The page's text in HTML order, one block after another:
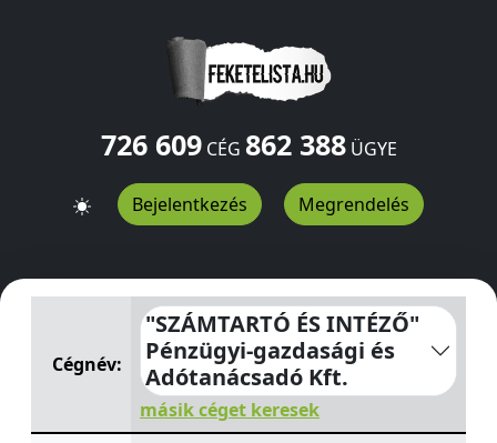
726 609CÉG 862 388ÜGYE
Bejelentkezés Megrendelés
"SZÁMTARTÓ ÉS INTÉZŐ" Pénzügyi-gazdasági és
Cégnév:
"SZÁMTARTÓ ÉS INTÉZŐ"
Pénzügyi-gazdasági és
Adótanácsadó Kft.
másik céget keresek